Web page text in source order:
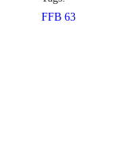
FFB 63